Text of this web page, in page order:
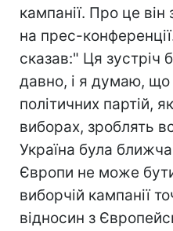
кампанії. Про це він
на прес-
сказав:" Ця зустріч
давно, і я думаю, що
політичних партій,
виборах, зроблять
Україна була
Європи не може
виборчій кампанії
відносин з